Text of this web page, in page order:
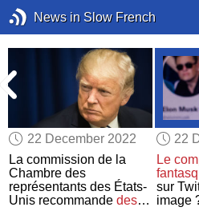
News in Slow French
22 December 2022
La commission de la
Chambre des
représentants des États-
Unis recommandedes
22
Le
sur
image